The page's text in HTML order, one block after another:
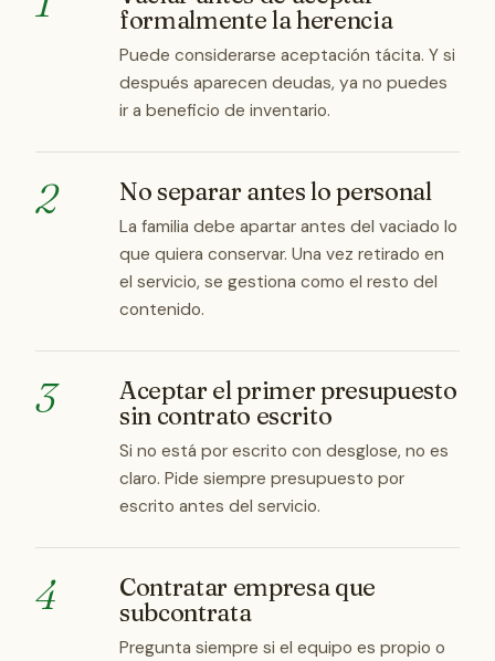
formalmente la herencia
Puede considerarse aceptación tácita. Y si
después aparecen deudas, ya no puedes
ir a beneficio de inventario.
2 No separar antes lo personal
La familia debe apartar antes del vaciado lo
que quiera conservar. Una vez retirado en
el servicio, se gestiona como el resto del
contenido.
3
Aceptar el primer presupuesto
sin contrato escrito
Si no está por escrito con desglose, no es
claro. Pide siempre presupuesto por
escrito antes del servicio.
4
Contratar empresa que
subcontrata
Pregunta siempre si el equipo es propio o